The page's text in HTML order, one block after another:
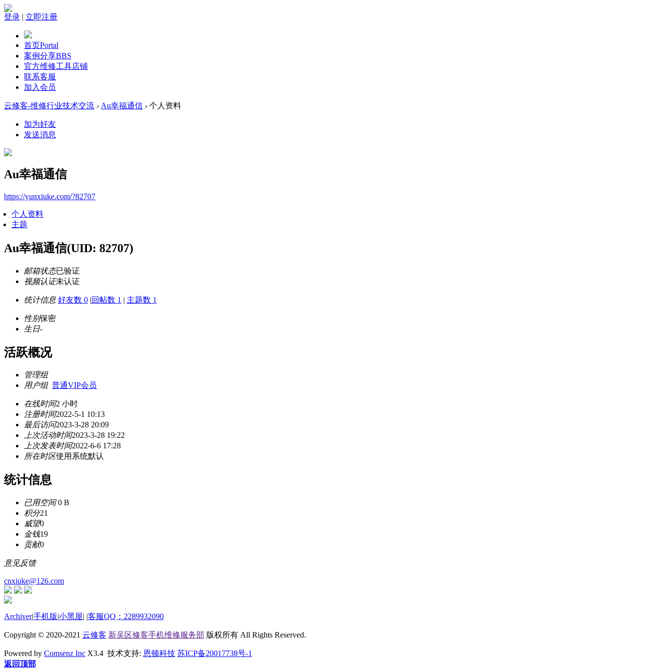
登录 | 立即注册
首页Portal
案例分享BBS
官方维修工具店铺
联系客服
加入会员
云修客-维修行业技术交流 › Au幸福通信 › 个人资料
加为好友
发送消息
Au幸福通信
https://yunxiuke.com/?82707
个人资料
主题
Au幸福通信(UID: 82707)
邮箱状态已验证
视频认证未认证
统计信息 好友数 0 |回帖数 1 | 主题数 1
性别保密
生日-
活跃概况
管理组
用户组 普通VIP会员
在线时间2 小时
注册时间2022-5-1 10:13
最后访问2023-3-28 20:09
上次活动时间2023-3-28 19:22
上次发表时间2022-6-6 17:28
所在时区使用系统默认
统计信息
已用空间0 B
积分21
威望0
金钱19
贡献0
意见反馈
cnxiuke@126.com
Archiver|手机版|小黑屋| |客服QQ：2289932090
Copyright © 2020-2021 云修客 新吴区修客手机维修服务部 版权所有 All Rights Reserved.
Powered by Comsenz Inc X3.4 技术支持: 恩顿科技 苏ICP备20017738号-1
返回顶部